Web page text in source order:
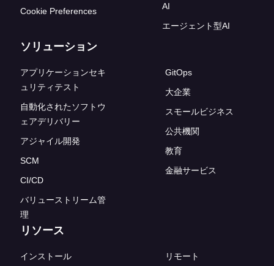
Cookie Preferences
AI
エージェント型AI
ソリューション
アプリケーションセキ
ュリティテスト
自動化されたソフトウ
ェアデリバリー
アジャイル開発
SCM
CI/CD
バリューストリーム管
理
GitOps
大企業
スモールビジネス
公共機関
教育
金融サービス
リソース
インストール リモート